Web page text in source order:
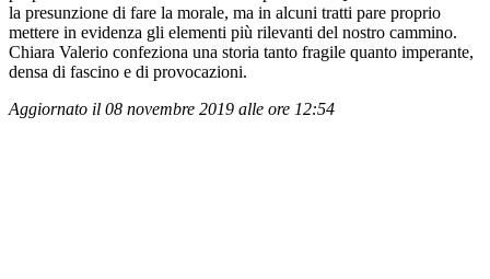
la presunzione di fare la morale, ma in alcuni tratti pare proprio
mettere in evidenza gli elementi più rilevanti del nostro cammino.
Chiara Valerio confeziona una storia tanto fragile quanto imperante,
densa di fascino e di provocazioni.
Aggiornato il 08 novembre 2019 alle ore 12:54